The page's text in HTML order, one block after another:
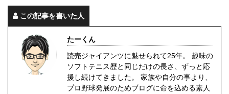
この記事を書いた人
たーくん
読売ジャイアンツに魅せられて25年。 趣味の
ソフトテニス歴と同じだけの長さ、ずっと応
援し続けてきました。 家族や自分の事より、
プロ野球発展のためブログに命を込める素人